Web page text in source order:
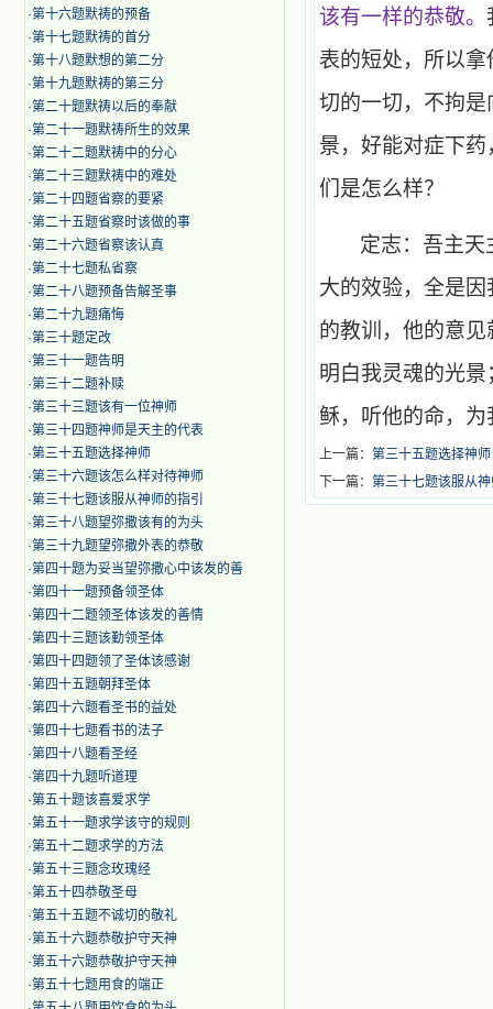
·第十六题默祷的预备
·第十七题默祷的首分
·第十八题默想的第二分
·第十九题默祷的第三分
·第二十题默祷以后的奉献
·第二十一题默祷所生的效果
·第二十二题默祷中的分心
·第二十三题默祷中的难处
·第二十四题省察的要紧
·第二十五题省察时该做的事
·第二十六题省察该认真
·第二十七题私省察
·第二十八题预备告解圣事
·第二十九题痛悔
·第三十题定改
·第三十一题告明
·第三十二题补赎
·第三十三题该有一位神师
·第三十四题神师是天主的代表
·第三十五题选择神师
·第三十六题该怎么样对待神师
·第三十七题该服从神师的指引
·第三十八题望弥撒该有的为头
·第三十九题望弥撒外表的恭敬
·第四十题为妥当望弥撒心中该发的善
·第四十一题预备领圣体
·第四十二题领圣体该发的善情
·第四十三题该勤领圣体
·第四十四题领了圣体该感谢
·第四十五题朝拜圣体
·第四十六题看圣书的益处
·第四十七题看书的法子
·第四十八题看圣经
·第四十九题听道理
·第五十题该喜爱求学
·第五十一题求学该守的规则
·第五十二题求学的方法
·第五十三题念玫瑰经
·第五十四恭敬圣母
·第五十五题不诚切的敬礼
·第五十六题恭敬护守天神
·第五十六题恭敬护守天神
·第五十七题用食的端正
该有一样的恭敬。
表的短处，所以
切的一切，不拘
景，好能对症下
们是怎么样？
定志：吾主天
大的效验，全是
的教训，他的意
明白我灵魂的光
稣，听他的命，
上一篇： 第三十五题选择神师
下一篇： 第三十七题该服从